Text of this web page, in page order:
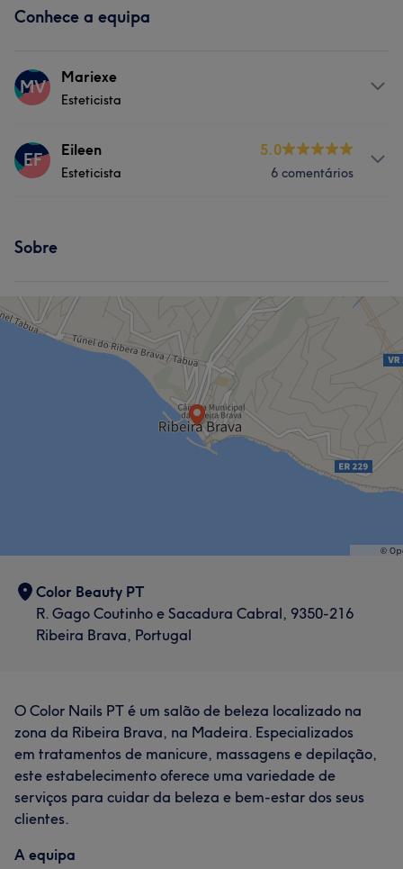
Conhece a equipa
MV Mariexe
Esteticista
Serviços
EF Eileen
Esteticista
5.0
6 comentários
Cabeleireiro e Salão de Cabeleireiro
Sobre
Color Beauty PT
R. Gago Coutinho e Sacadura Cabral, 9350-216
Ribeira Brava, Portugal
O Color Nails PT é um salão de beleza localizado na
zona da Ribeira Brava, na Madeira. Especializados
em tratamentos de manicure, massagens e depilação,
este estabelecimento oferece uma variedade de
serviços para cuidar da beleza e bem-estar dos seus
clientes.
A equipa